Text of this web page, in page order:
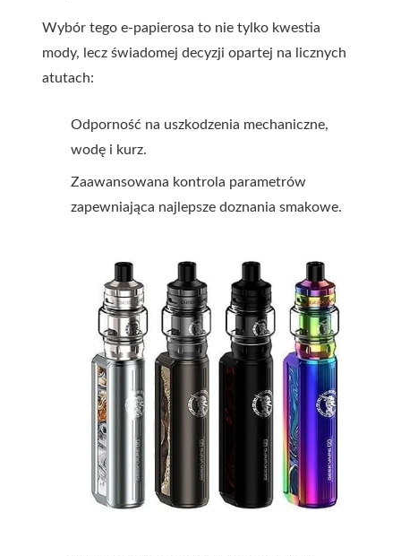
Wybór tego e-papierosa to nie tylko kwestia
mody, lecz świadomej decyzji opartej na licznych
atutach:
Odporność na uszkodzenia mechaniczne,
wodę i kurz.
Zaawansowana kontrola parametrów
zapewniająca najlepsze doznania smakowe.